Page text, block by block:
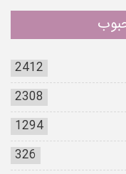
2412
2308
1294
326